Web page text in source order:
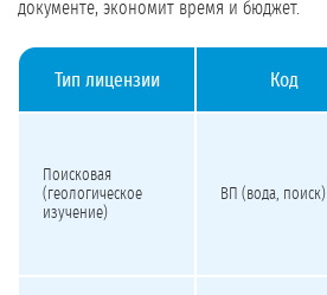
документе, экономит время и бюджет.
Тип лицензии Код
Поисковая
(геологическое
изучение)
ВП (вода, поиск)